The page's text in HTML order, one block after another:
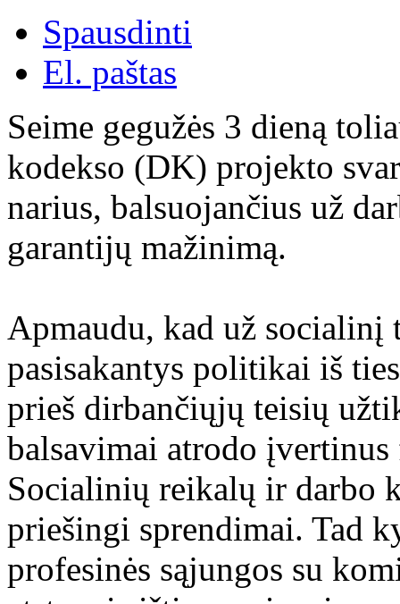
Spausdinti
El. paštas
Seime gegužės 3 dieną
kodekso (DK) projekto
narius, balsuojančius už
garantijų mažinimą.
Apmaudu, kad už socialinį
pasisakantys politikai iš
prieš dirbančiųjų teisių
balsavimai atrodo įvertinus
Socialinių reikalų ir darbo
priešingi sprendimai. Tad
profesinės sąjungos su